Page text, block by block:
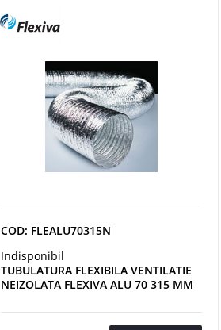
COD: FLEALU70315N
Indisponibil
TUBULATURA FLEXIBILA VENTILATIE
NEIZOLATA FLEXIVA ALU 70 315 MM